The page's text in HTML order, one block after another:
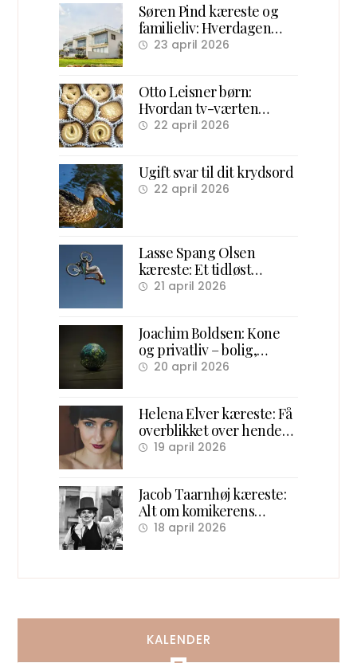
Søren Pind kæreste og
familieliv: Hverdagen
efter politik
23 april 2026
Otto Leisner børn:
Hvordan tv-værten
samlede danske børn
22 april 2026
Ugift svar til dit krydsord
22 april 2026
Lasse Spang Olsen
kæreste: Et tidløst
overblik over hans
21 april 2026
Joachim Boldsen: Kone
og privatliv – bolig,
familie og karriere
20 april 2026
Helena Elver kæreste: Få
overblikket over hendes
kærlighedsliv
19 april 2026
Jacob Taarnhøj kæreste:
Alt om komikerens
kærlighedsliv bag scenen
18 april 2026
KALENDER